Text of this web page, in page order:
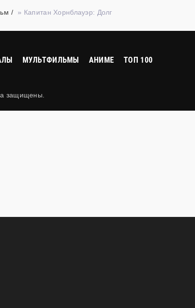
» Капитан Хорнблауэр: Долг
МУЛЬТФИЛЬМЫ АНИМЕ ТОП 100
защищены.